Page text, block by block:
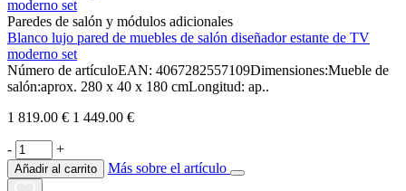
Paredes de salón y módulos adicionales
Blanco lujo pared de muebles de salón diseñador estante de TV
moderno set
Número de artículoEAN: 4067282557109Dimensiones:Mueble de
salón:aprox. 280 x 40 x 180 cmLongitud: ap..
1 819.00 € 1 449.00 €
- +
Añadir al carrito Más sobre el artículo